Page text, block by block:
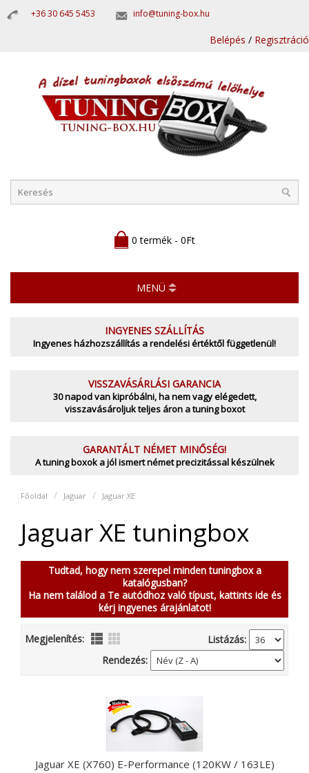
+36 30 645 5453 info@tuning-box.hu
Belépés / Regisztráció
0 termék - 0Ft
MENÜ
INGYENES SZÁLLÍTÁS
Ingyenes házhozszállítás a rendelési értéktől függetlenül!
VISSZAVÁSÁRLÁSI GARANCIA
30 napod van kipróbálni, ha nem vagy elégedett,
visszavásároljuk teljes áron a tuning boxot
GARANTÁLT NÉMET MINŐSÉG!
A tuning boxok a jól ismert német precizitással készülnek
Főoldal Jaguar Jaguar XE
Jaguar XE tuningbox
Tudtad, hogy nem szerepel minden tuningbox a
katalógusban?
Ha nem találod a Te autódhoz való típust, kattints ide és
kérj ingyenes árajánlatot!
Megjelenítés:
Listázás:
Rendezés:
Jaguar XE (X760) E-Performance (120KW / 163LE)